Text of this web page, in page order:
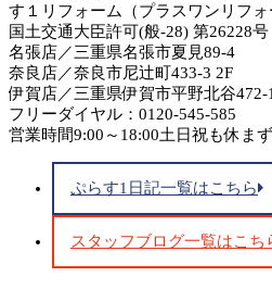
す１リフォーム（プラスワンリフォ
国土交通大臣許可(般-28) 第26228号
名張店／三重県名張市夏見89-4
奈良店／奈良市尼辻町433-3 2F
伊賀店／三重県伊賀市平野北谷472-1
フリーダイヤル：0120-545-585
営業時間9:00～18:00土日祝も休まず
ぷらす1日記一覧はこちら
スタッフブログ一覧はこち